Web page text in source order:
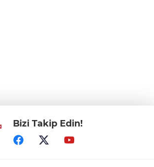
Bizi Takip Edin!